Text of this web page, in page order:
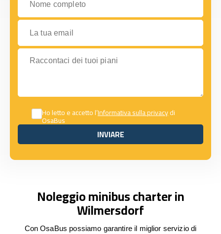
La tua email
Raccontaci dei tuoi piani
Ho letto e accetto l’Informativa sulla privacydi
OsaBus
INVIARE
INVIARE
Noleggio minibus charter in
Wilmersdorf
Con OsaBus possiamo garantire il miglior servizio di